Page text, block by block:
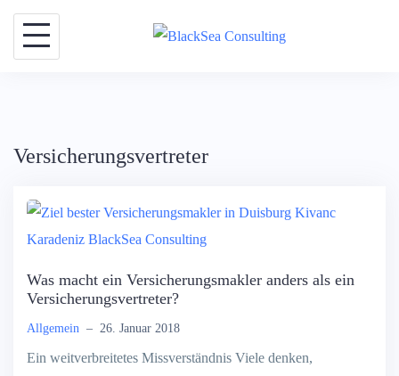
Skip
Versicherungsvertreter
Was macht ein Versicherungsmakler anders als ein
Versicherungsvertreter?
Allgemein – 26. Januar 2018
Ein weitverbreitetes Missverständnis Viele denken,